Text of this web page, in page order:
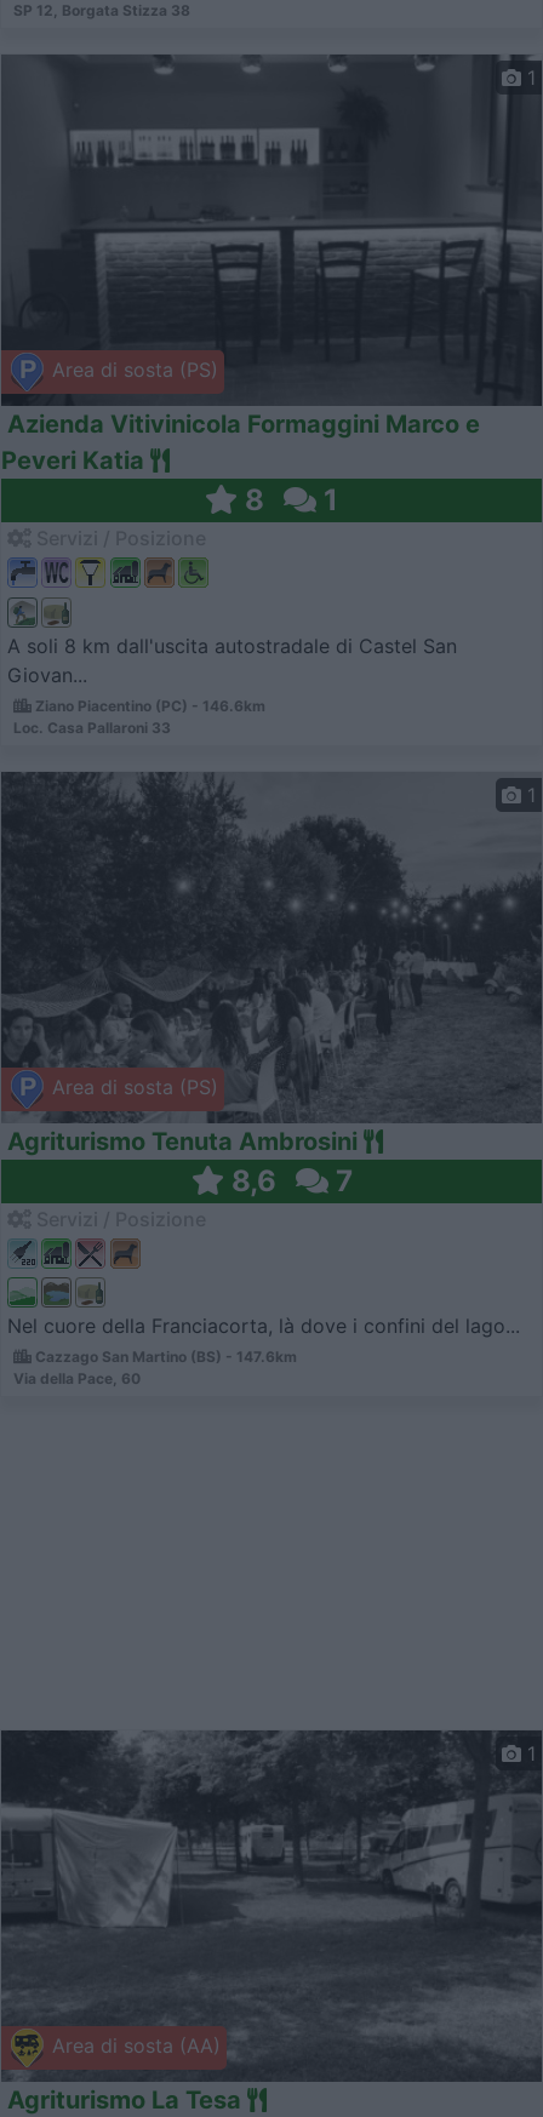
SP 12, Borgata Stizza 38
Area di sosta (PS)
1
Azienda Vitivinicola Formaggini Marco e
Peveri Katia
8 1
A soli 8 km dall'uscita autostradale di Castel San
Giovan...
Ziano Piacentino (PC) - 146.6km
Loc. Casa Pallaroni 33
Area di sosta (PS)
1
Agriturismo Tenuta Ambrosini
8,6 7
Nel cuore della Franciacorta, là dove i confini del lago...
Cazzago San Martino (BS) - 147.6km
Via della Pace, 60
Area di sosta (AA)
1
Agriturismo La Tesa